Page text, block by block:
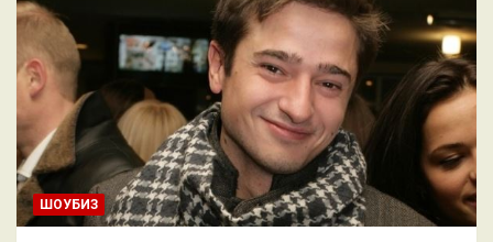
ШОУБИЗ